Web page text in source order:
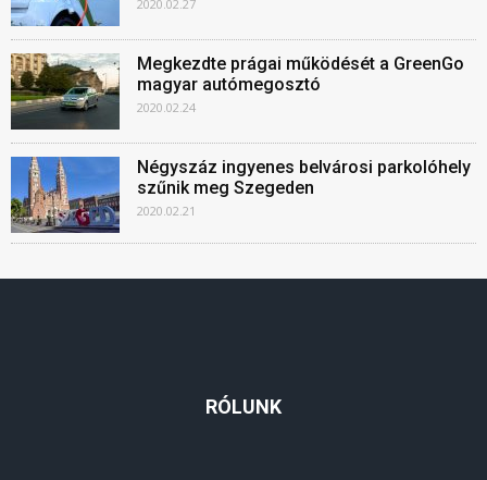
2020.02.27
Megkezdte prágai működését a GreenGo
magyar autómegosztó
2020.02.24
Négyszáz ingyenes belvárosi parkolóhely
szűnik meg Szegeden
2020.02.21
RÓLUNK